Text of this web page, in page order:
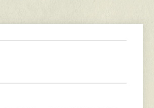
44-2605
業時間 8:00−18:00 ｜